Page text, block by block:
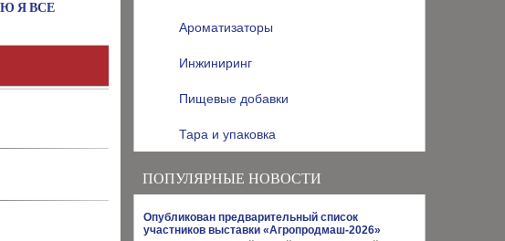
Ароматизаторы
Инжиниринг
Пищевые добавки
Тара и упаковка
ПОПУЛЯРНЫЕ НОВОСТИ
Опубликован предварительный список
участников выставки «Агропродмаш-2026»
Ю Я ВСЕ